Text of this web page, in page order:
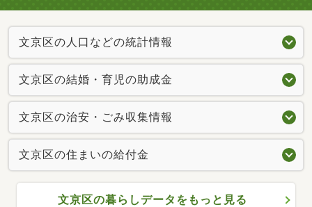
文京区の人口などの統計情報
文京区の結婚・育児の助成金
文京区の治安・ごみ収集情報
文京区の住まいの給付金
文京区の暮らしデータをもっと見る